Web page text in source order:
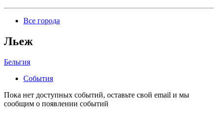
Все города
Льеж
Бельгия
События
Пока нет доступных событий, оставьте свой email и мы
сообщим о появлении событий